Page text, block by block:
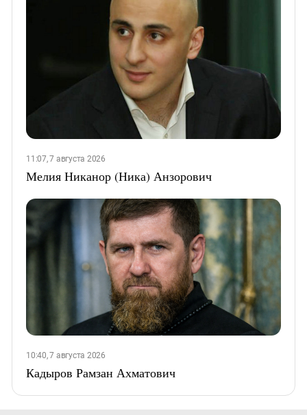
11:07, 7 августа 2026
Мелия Никанор (Ника) Анзорович
10:40, 7 августа 2026
Кадыров Рамзан Ахматович